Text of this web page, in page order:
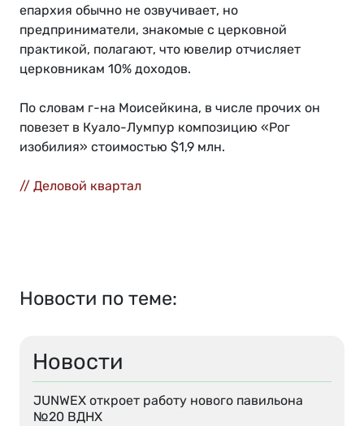
Новости
JUNWEX откроет работу нового павильона
№20 ВДНХ
епархия обычно не озвучивает, но
предприниматели, знакомые с церковной
практикой, полагают, что ювелир отчисляет
церковникам 10% доходов.
По словам г-на Моисейкина, в числе прочих он
повезет в Куало-Лумпур композицию «Рог
изобилия» стоимостью $1,9 млн.
// Деловой квартал
Новости по теме: